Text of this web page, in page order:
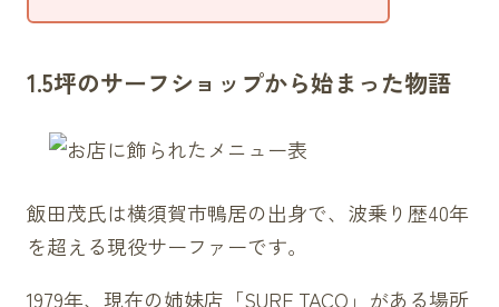
1.5坪のサーフショップから始まった物語
飯田茂氏は横須賀市鴨居の出身で、波乗り歴40年
を超える現役サーファーです。
1979年、現在の姉妹店「SURF TACO」がある場所